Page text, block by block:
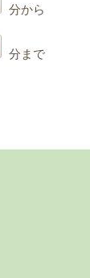
分から
分まで